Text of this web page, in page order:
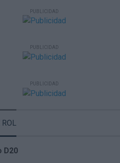
ROL